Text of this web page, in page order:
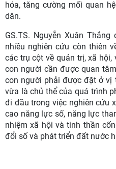
hóa, tăng cường mối quan
dân.
GS.TS. Nguyễn Xuân
nhiều nghiên cứu còn thiên
các trụ cột về quản trị, xã
con người cần được quan
con người phải được đặt ở vị
vừa là chủ thể của quá trình
đi đầu trong việc nghiên cứu
cao năng lực số, năng lực
nhiệm xã hội và tinh thần
đổi số và phát triển đất nước